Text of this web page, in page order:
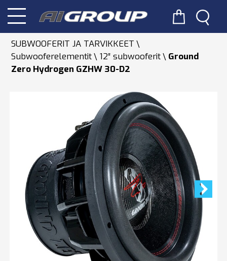
SUBWOOFERIT JA TARVIKKEET
Subwooferelementit
12″ subwooferit
Ground
Zero Hydrogen GZHW 30-D2